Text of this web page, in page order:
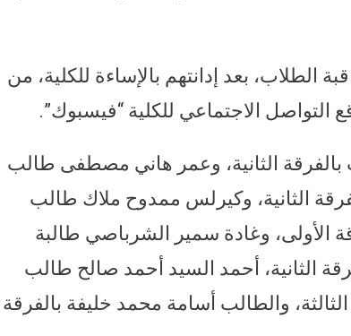
الطلاب، بعد إدانتهم بالإساءة للكلية، من
التواصل الاجتماعي للكلية “فيسبوك”.
الثانية، وعمر هاني مصطفى طالب
الثانية، وكيرلس ممدوح ملاك طالب
الأولى، وغادة سمير الشرباصي طالبة
الثانية، أحمد السيد أحمد صالح طالب
الثالثة، والطالب أسامة محمد خليفة بالفرقة